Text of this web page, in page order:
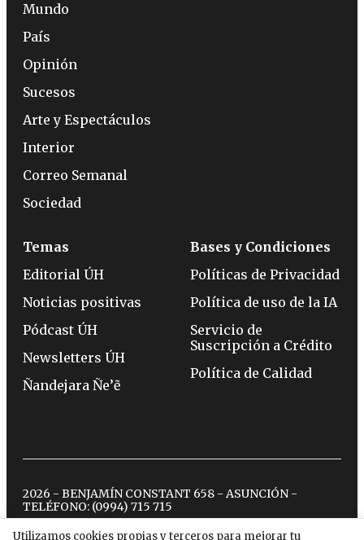
Utilizamos cookies propias y terceros para mejorar tu
Mundo
País
Opinión
Sucesos
Arte y Espectáculos
Interior
Correo Semanal
Sociedad
Temas
Editorial ÚH
Noticias positivas
Pódcast ÚH
Newsletters ÚH
Ñandejara Ñe’ẽ
Bases y Condiciones
Políticas de Privacidad
Política de uso de la IA
Servicio de
Suscripción a Crédito
Política de Calidad
2026 - BENJAMÍN CONSTANT 658 - ASUNCIÓN -
TELÉFONO: (0994) 715 715